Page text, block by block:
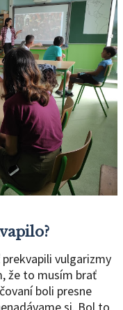
vulgarizmy
že to musím brať
boli presne
si. Bol to